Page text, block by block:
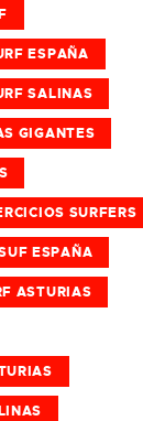
ESPAÑA
SALINAS
GIGANTES
SURFERS
ESPAÑA
ASTURIAS